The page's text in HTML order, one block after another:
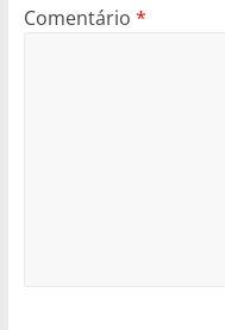
Comentário *